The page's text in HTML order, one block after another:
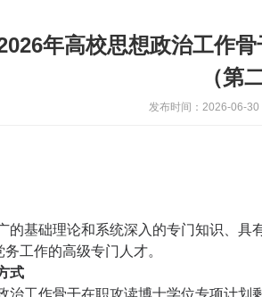
年高校思想政治工作
（第
发布时间：2026-06-30
的基础理论和系统深入的专门知识、
工作的高级专门人才。
式
治工作骨干在职攻读博士学位专项计划